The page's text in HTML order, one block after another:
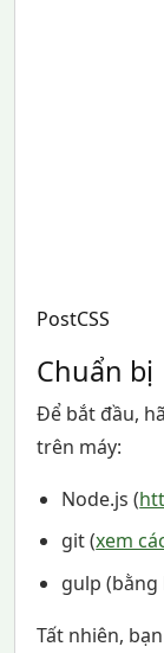
PostCSS
Chuẩn bị
Để bắt đầu,
trên máy:
Node.js (
git (xem
gulp (bằng
Tất nhiên,